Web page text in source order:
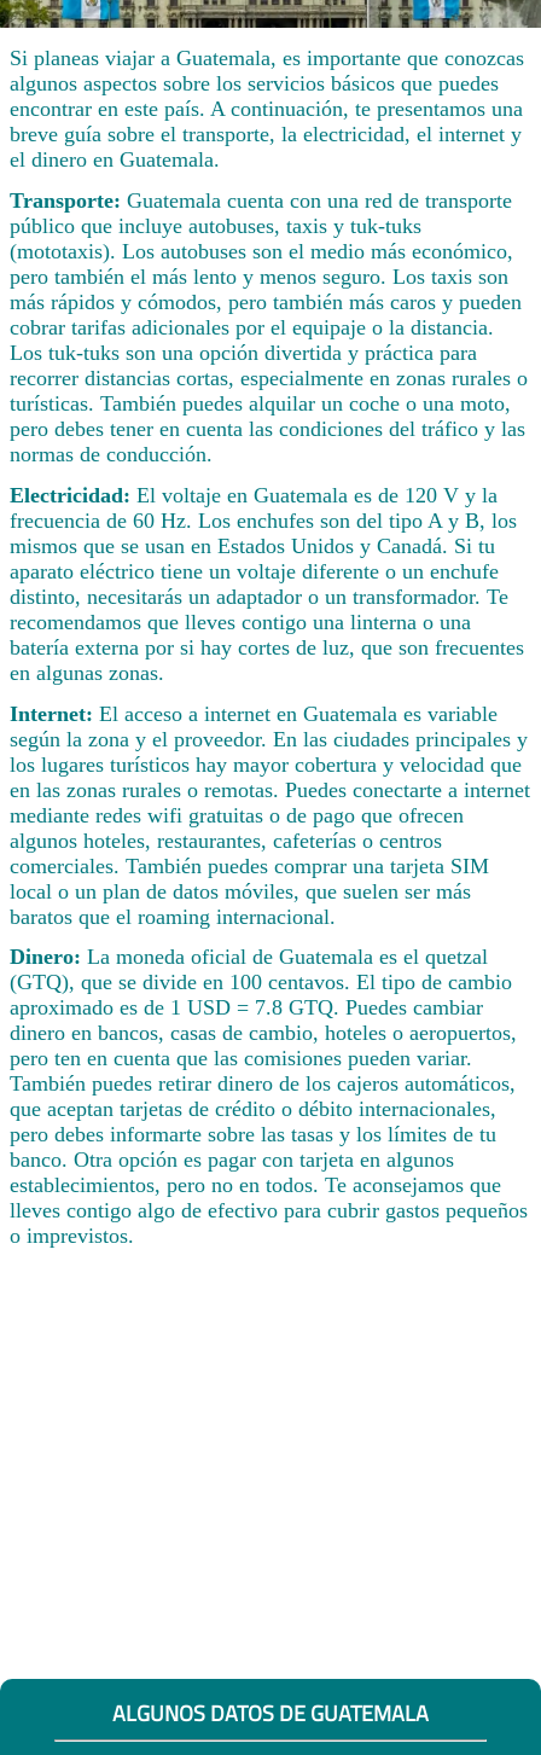
Si planeas viajar a Guatemala, es importante que conozcas
algunos aspectos sobre los servicios básicos que puedes
encontrar en este país. A continuación, te presentamos una
breve guía sobre el transporte, la electricidad, el internet y
el dinero en Guatemala.
Transporte: Guatemala cuenta con una red de transporte
público que incluye autobuses, taxis y tuk-tuks
(mototaxis). Los autobuses son el medio más económico,
pero también el más lento y menos seguro. Los taxis son
más rápidos y cómodos, pero también más caros y pueden
cobrar tarifas adicionales por el equipaje o la distancia.
Los tuk-tuks son una opción divertida y práctica para
recorrer distancias cortas, especialmente en zonas rurales o
turísticas. También puedes alquilar un coche o una moto,
pero debes tener en cuenta las condiciones del tráfico y las
normas de conducción.
Electricidad: El voltaje en Guatemala es de 120 V y la
frecuencia de 60 Hz. Los enchufes son del tipo A y B, los
mismos que se usan en Estados Unidos y Canadá. Si tu
aparato eléctrico tiene un voltaje diferente o un enchufe
distinto, necesitarás un adaptador o un transformador. Te
recomendamos que lleves contigo una linterna o una
batería externa por si hay cortes de luz, que son frecuentes
en algunas zonas.
Internet: El acceso a internet en Guatemala es variable
según la zona y el proveedor. En las ciudades principales y
los lugares turísticos hay mayor cobertura y velocidad que
en las zonas rurales o remotas. Puedes conectarte a internet
mediante redes wifi gratuitas o de pago que ofrecen
algunos hoteles, restaurantes, cafeterías o centros
comerciales. También puedes comprar una tarjeta SIM
local o un plan de datos móviles, que suelen ser más
baratos que el roaming internacional.
Dinero: La moneda oficial de Guatemala es el quetzal
(GTQ), que se divide en 100 centavos. El tipo de cambio
aproximado es de 1 USD = 7.8 GTQ. Puedes cambiar
dinero en bancos, casas de cambio, hoteles o aeropuertos,
pero ten en cuenta que las comisiones pueden variar.
También puedes retirar dinero de los cajeros automáticos,
que aceptan tarjetas de crédito o débito internacionales,
pero debes informarte sobre las tasas y los límites de tu
banco. Otra opción es pagar con tarjeta en algunos
establecimientos, pero no en todos. Te aconsejamos que
lleves contigo algo de efectivo para cubrir gastos pequeños
o imprevistos.
ALGUNOS DATOS DE GUATEMALA